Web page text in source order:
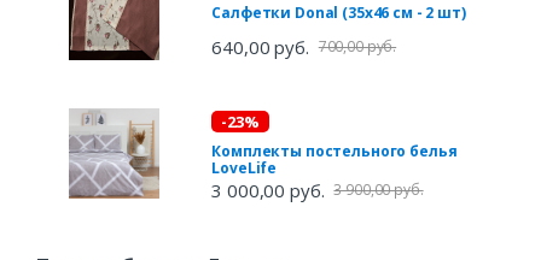
Салфетки Donal (35х46 см - 2 шт)
640,00 руб. 700,00 руб.
-23%
Комплекты постельного белья
LoveLife
3 000,00 руб. 3 900,00 руб.